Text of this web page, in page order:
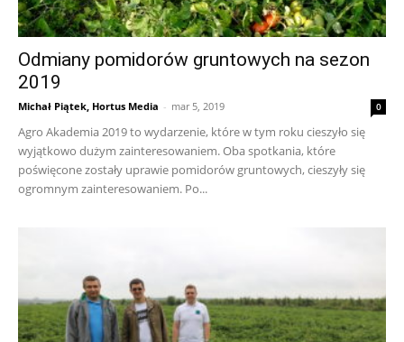
Odmiany pomidorów gruntowych na sezon
2019
Michał Piątek, Hortus Media - mar 5, 2019 0
Agro Akademia 2019 to wydarzenie, które w tym roku cieszyło się
wyjątkowo dużym zainteresowaniem. Oba spotkania, które
poświęcone zostały uprawie pomidorów gruntowych, cieszyły się
ogromnym zainteresowaniem. Po...